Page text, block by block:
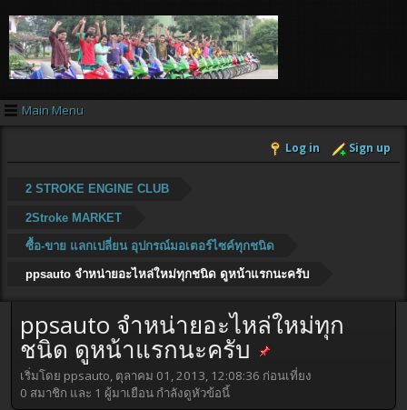
Main Menu
Log in Sign up
2 STROKE ENGINE CLUB
2Stroke MARKET
ซื้อ-ขาย แลกเปลี่ยน อุปกรณ์มอเตอร์ไซค์ทุกชนิด
ppsauto จำหน่ายอะไหล่ใหม่ทุกชนิด ดูหน้าแรกนะครับ
ppsauto จำหน่ายอะไหล่ใหม่ทุก
ชนิด ดูหน้าแรกนะครับ
เริ่มโดย ppsauto, ตุลาคม 01, 2013, 12:08:36 ก่อนเที่ยง
0 สมาชิก และ 1 ผู้มาเยือน กำลังดูหัวข้อนี้